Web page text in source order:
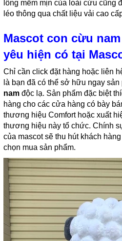
lông mềm mịn của loài cừu cũng
léo thông qua chất liệu vải cao
Mascot con cừu
yêu hiện có tại
Chỉ cần click đặt hàng hoặc liên
là bạn đã có thể sở hữu ngay sản
nam độc lạ. Sản phẩm đặc biệt
hàng cho các cửa hàng có bày
thương hiệu Comfort hoặc xuất
thương hiệu này tổ chức. Chính
của mascot sẽ thu hút khách
chọn mua sản phẩm.